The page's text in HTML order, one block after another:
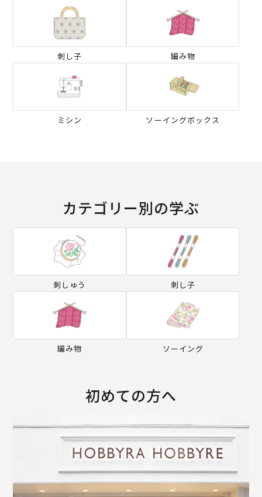
刺し子 編み物
ミシン ソーイングボックス
カテゴリー別の学ぶ
刺しゅう 刺し子
編み物 ソーイング
初めての方へ